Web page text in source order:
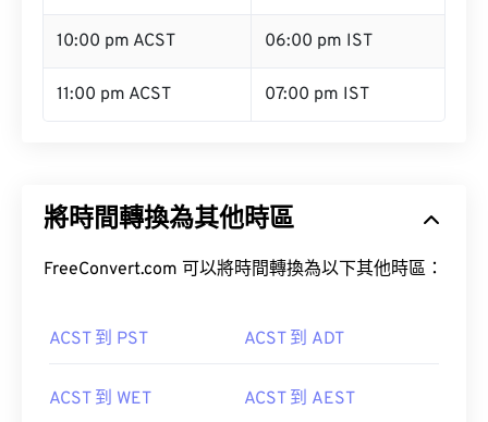
10:00 pm ACST 06:00 pm IST
11:00 pm ACST 07:00 pm IST
將時間轉換為其他時區
FreeConvert.com 可以將時間轉換為以下其他時區：
ACST 到 PST ACST 到 ADT
ACST 到 WET ACST 到 AEST